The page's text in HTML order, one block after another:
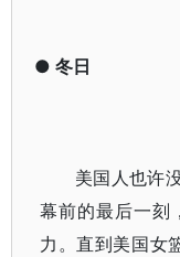
● 冬日
美国人也许
幕前的最后一刻
力。直到美国女